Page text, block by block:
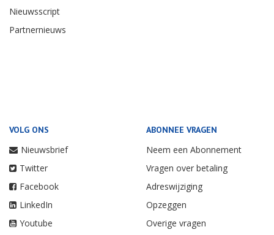
Nieuwsscript
Partnernieuws
VOLG ONS
Nieuwsbrief
Twitter
Facebook
LinkedIn
Youtube
ABONNEE VRAGEN
Neem een Abonnement
Vragen over betaling
Adreswijziging
Opzeggen
Overige vragen